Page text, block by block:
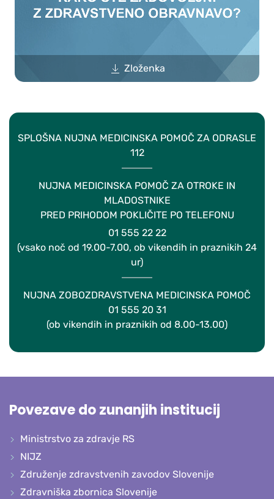
Zloženka
SPLOŠNA NUJNA MEDICINSKA POMOČ ZA ODRASLE
112
NUJNA MEDICINSKA POMOČ ZA OTROKE IN
MLADOSTNIKE
PRED PRIHODOM POKLIČITE PO TELEFONU
01 555 22 22
(vsako noč od 19.00-7.00, ob vikendih in praznikih 24
ur)
NUJNA ZOBOZDRAVSTVENA MEDICINSKA POMOČ
01 555 20 31
(ob vikendih in praznikih od 8.00-13.00)
Povezave do zunanjih institucij
Ministrstvo za zdravje RS
NIJZ
Združenje zdravstvenih zavodov Slovenije
Zdravniška zbornica Slovenije